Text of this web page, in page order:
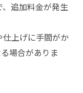
、追加料金が発生
仕上げに手間がか
場合がありま